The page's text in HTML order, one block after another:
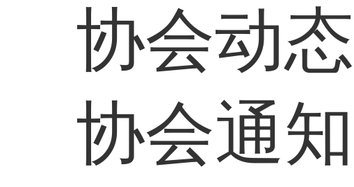
协会动态
协会通知